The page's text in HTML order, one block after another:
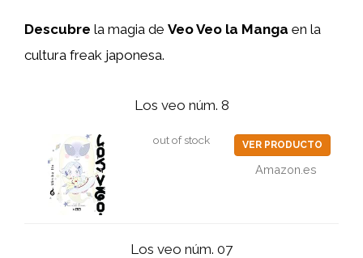
Descubre la magia de Veo Veo la Manga en la
cultura freak japonesa.
Los veo núm. 8
out of stock VER PRODUCTO
Amazon.es
Los veo núm. 07